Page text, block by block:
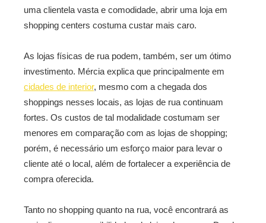
uma clientela vasta e comodidade, abrir uma loja em
shopping centers costuma custar mais caro.
As lojas físicas de rua podem, também, ser um ótimo
investimento. Mércia explica que principalmente em
cidades de interior, mesmo com a chegada dos
shoppings nesses locais, as lojas de rua continuam
fortes. Os custos de tal modalidade costumam ser
menores em comparação com as lojas de shopping;
porém, é necessário um esforço maior para levar o
cliente até o local, além de fortalecer a experiência de
compra oferecida.
Tanto no shopping quanto na rua, você encontrará as